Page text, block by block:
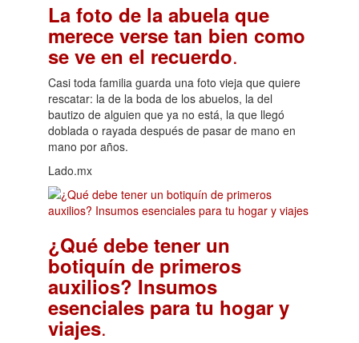
La foto de la abuela que
merece verse tan bien como
se ve en el recuerdo.
Casi toda familia guarda una foto vieja que quiere
rescatar: la de la boda de los abuelos, la del
bautizo de alguien que ya no está, la que llegó
doblada o rayada después de pasar de mano en
mano por años.
Lado.mx
¿Qué debe tener un
botiquín de primeros
auxilios? Insumos
esenciales para tu hogar y
viajes.